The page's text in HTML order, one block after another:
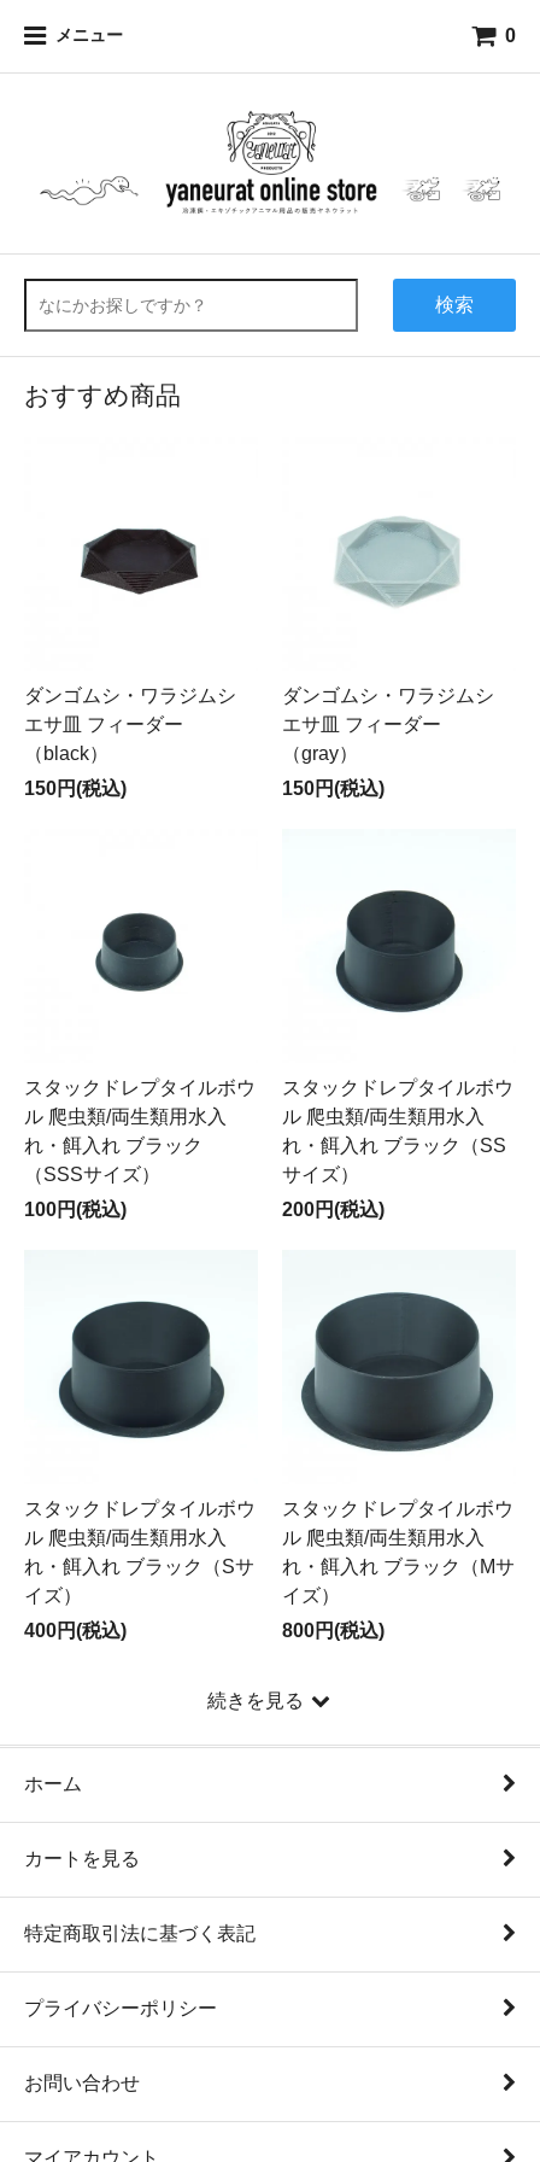
メニュー 0
検索
おすすめ商品
ダンゴムシ・ワラジムシ
エサ皿 フィーダー
（black）
150円(税込)
ダンゴムシ・ワラジムシ
エサ皿 フィーダー
（gray）
150円(税込)
スタックドレプタイルボウ
ル 爬虫類/両生類用水入
れ・餌入れ ブラック
（SSSサイズ）
100円(税込)
スタックドレプタイルボウ
ル 爬虫類/両生類用水入
れ・餌入れ ブラック（SS
サイズ）
200円(税込)
スタックドレプタイルボウ
ル 爬虫類/両生類用水入
れ・餌入れ ブラック（Sサ
イズ）
400円(税込)
スタックドレプタイルボウ
ル 爬虫類/両生類用水入
れ・餌入れ ブラック（Mサ
イズ）
800円(税込)
続きを見る
ホーム
カートを見る
特定商取引法に基づく表記
プライバシーポリシー
お問い合わせ